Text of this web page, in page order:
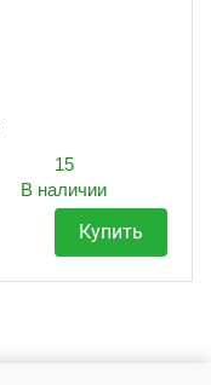
15
В наличии
Купить